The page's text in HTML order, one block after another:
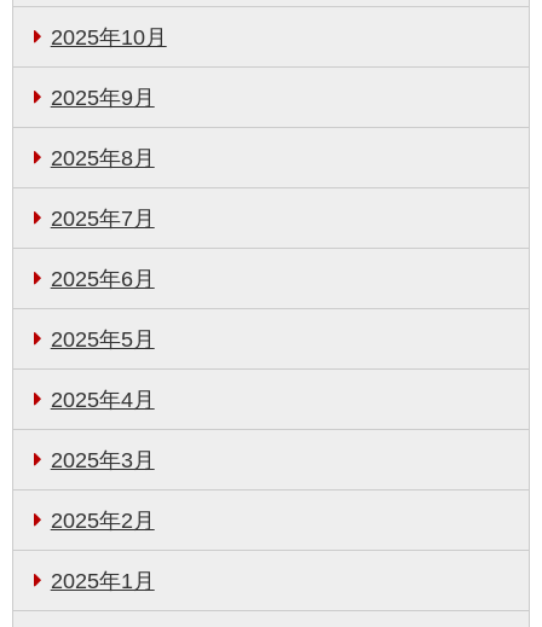
2025年10月
2025年9月
2025年8月
2025年7月
2025年6月
2025年5月
2025年4月
2025年3月
2025年2月
2025年1月